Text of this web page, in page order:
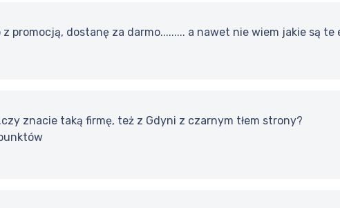
z promocją, dostanę za darmo......... a nawet nie wiem jakie są
znacie taką firmę, też z Gdyni z czarnym tłem strony?